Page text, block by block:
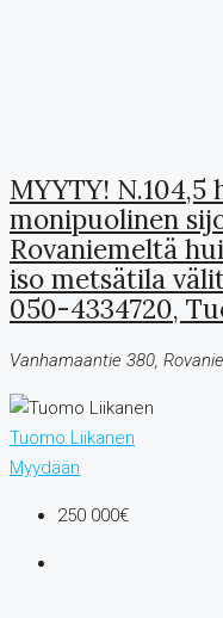
MYYTY! N.104,5
monipuolinen
Rovaniemeltä
iso metsätila
050-4334720,
Vanhamaantie 380,
Tuomo Liikanen
Myydään
250 000€